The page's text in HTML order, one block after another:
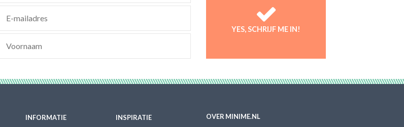
YES, SCHRIJF ME IN!
INFORMATIE INSPIRATIE OVER MINIME.NL